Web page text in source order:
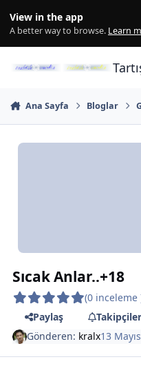
View in the app
A better way to browse. Learn
Ana Sayfa Bloglar
Sıcak Anlar..+18
(0 inceleme
Paylaş
Takipçiler
Gönderen: kralx13